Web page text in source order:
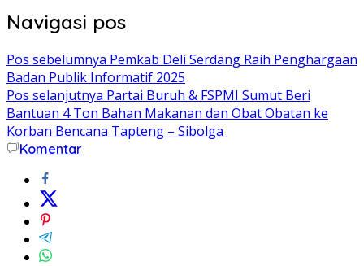
Navigasi pos
Pos sebelumnya Pemkab Deli Serdang Raih Penghargaan
Badan Publik Informatif 2025
Pos selanjutnya Partai Buruh & FSPMI Sumut Beri
Bantuan 4 Ton Bahan Makanan dan Obat Obatan ke
Korban Bencana Tapteng – Sibolga
Komentar